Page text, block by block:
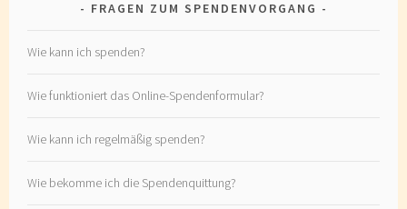
FRAGEN ZUM SPENDENVORGANG
Wie kann ich spenden?
Wie funktioniert das Online-Spendenformular?
Wie kann ich regelmäßig spenden?
Wie bekomme ich die Spendenquittung?